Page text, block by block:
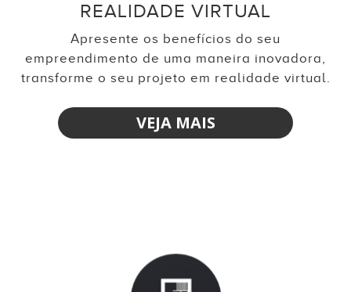
REALIDADE VIRTUAL
Apresente os benefícios do seu
empreendimento de uma maneira inovadora,
transforme o seu projeto em realidade virtual.
VEJA MAIS